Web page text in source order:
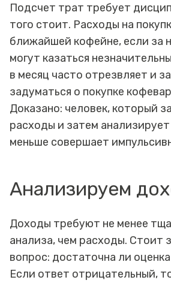
Подсчет трат требует
того стоит. Расходы на
ближайшей кофейне, если за
могут казаться
в месяц часто отрезвляет и
задуматься о покупке
Доказано: человек, который
расходы и затем
меньше совершает
Анализируем
Доходы требуют не менее
анализа, чем расходы. Стоит
вопрос: достаточна ли
Если ответ отрицательный,